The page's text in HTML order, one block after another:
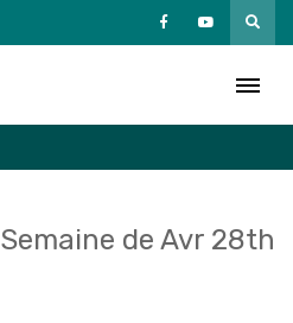
Semaine de Avr 28th